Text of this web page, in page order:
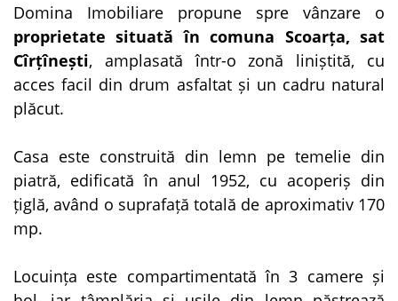
Domina Imobiliare propune spre vânzare o
proprietate situată în comuna Scoarța, sat
Cîrțînești, amplasată într-o zonă liniștită, cu
acces facil din drum asfaltat și un cadru natural
plăcut.
Casa este construită din lemn pe temelie din
piatră, edificată în anul 1952, cu acoperiș din
țiglă, având o suprafață totală de aproximativ 170
mp.
Locuința este compartimentată în 3 camere și